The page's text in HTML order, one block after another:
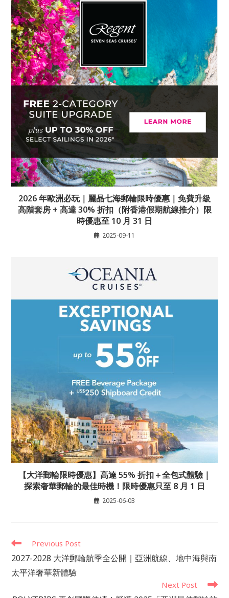
2026 年歐洲必玩｜麗晶七海郵輪限時優惠｜免費升級
高階套房 + 高達 30% 折扣（附香港假期航線推介）限
時優惠至 10 月 31 日
2025-09-11
【大洋郵輪限時優惠】高達 55% 折扣＋全包式體驗｜
探索奢華郵輪的最佳時機！限時優惠只至 8 月 1 日
2025-06-03
Read
articles
Previous Post
2027-2028 大洋郵輪航季全公開｜亞洲航線、地中海與南
太平洋奢華新體驗
Next Post